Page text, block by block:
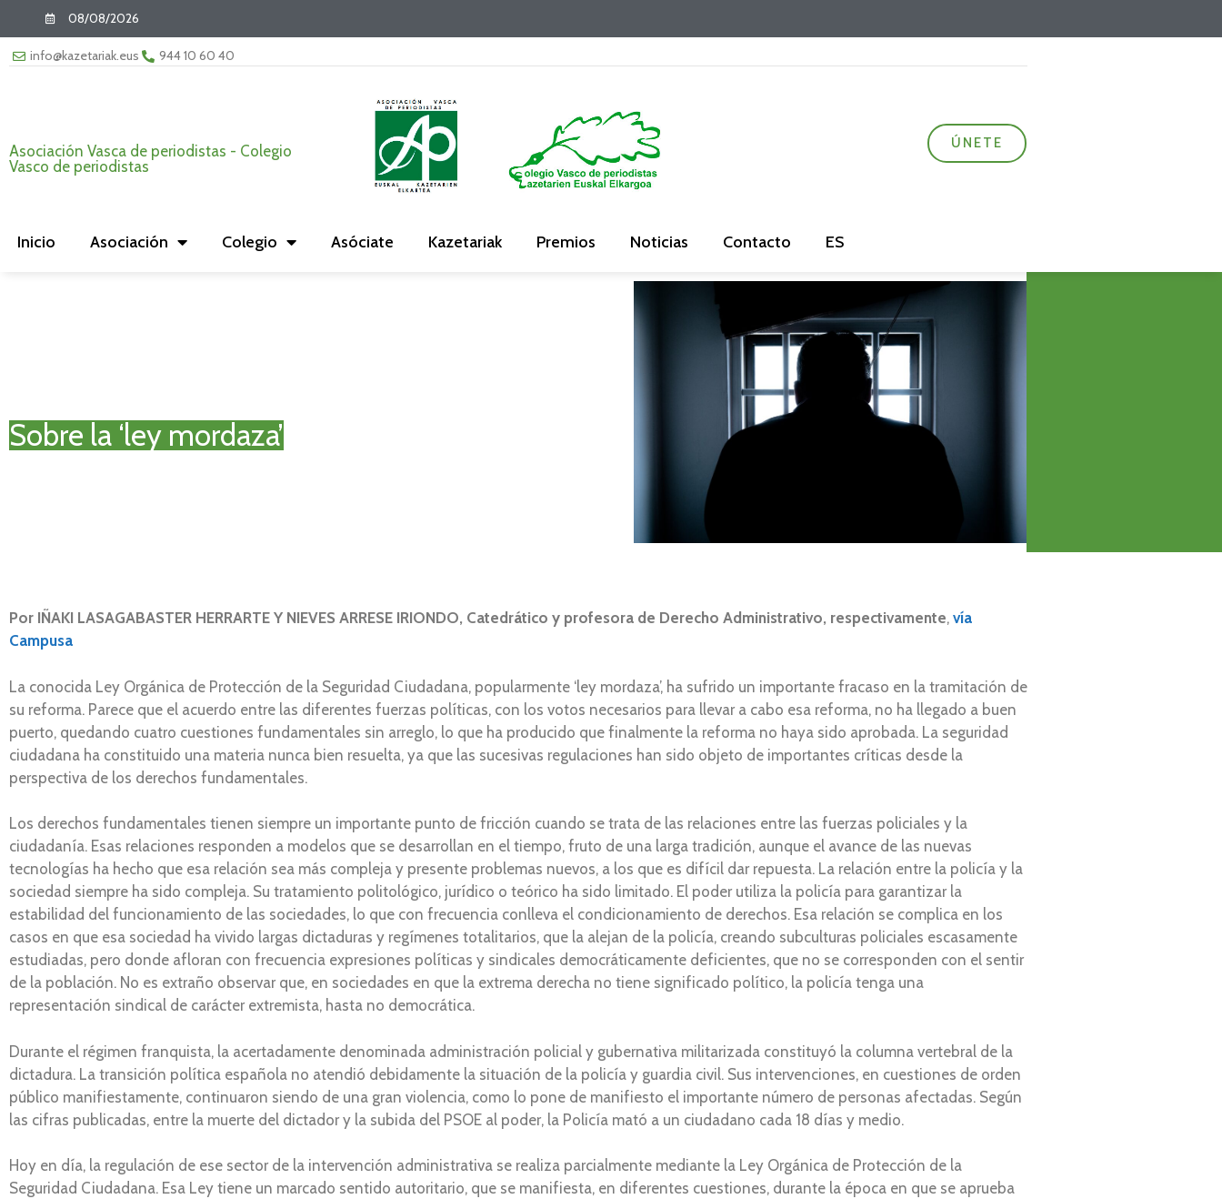
08/08/2026
info@kazetariak.eus 944 10 60 40
Asociación Vasca de periodistas - Colegio
Vasco de periodistas
ÚNETE
Inicio Asociación Colegio Asóciate Kazetariak Premios Noticias Contacto ES
Sobre la ‘ley mordaza’
Por IÑAKI LASAGABASTER HERRARTE Y NIEVES ARRESE IRIONDO, Catedrático y profesora de Derecho Administrativo, respectivamente, vía
Campusa
La conocida Ley Orgánica de Protección de la Seguridad Ciudadana, popularmente ‘ley mordaza’, ha sufrido un importante fracaso en la tramitación de
su reforma. Parece que el acuerdo entre las diferentes fuerzas políticas, con los votos necesarios para llevar a cabo esa reforma, no ha llegado a buen
puerto, quedando cuatro cuestiones fundamentales sin arreglo, lo que ha producido que finalmente la reforma no haya sido aprobada. La seguridad
ciudadana ha constituido una materia nunca bien resuelta, ya que las sucesivas regulaciones han sido objeto de importantes críticas desde la
perspectiva de los derechos fundamentales.
Los derechos fundamentales tienen siempre un importante punto de fricción cuando se trata de las relaciones entre las fuerzas policiales y la
ciudadanía. Esas relaciones responden a modelos que se desarrollan en el tiempo, fruto de una larga tradición, aunque el avance de las nuevas
tecnologías ha hecho que esa relación sea más compleja y presente problemas nuevos, a los que es difícil dar repuesta. La relación entre la policía y la
sociedad siempre ha sido compleja. Su tratamiento politológico, jurídico o teórico ha sido limitado. El poder utiliza la policía para garantizar la
estabilidad del funcionamiento de las sociedades, lo que con frecuencia conlleva el condicionamiento de derechos. Esa relación se complica en los
casos en que esa sociedad ha vivido largas dictaduras y regímenes totalitarios, que la alejan de la policía, creando subculturas policiales escasamente
estudiadas, pero donde afloran con frecuencia expresiones políticas y sindicales democráticamente deficientes, que no se corresponden con el sentir
de la población. No es extraño observar que, en sociedades en que la extrema derecha no tiene significado político, la policía tenga una
representación sindical de carácter extremista, hasta no democrática.
Durante el régimen franquista, la acertadamente denominada administración policial y gubernativa militarizada constituyó la columna vertebral de la
dictadura. La transición política española no atendió debidamente la situación de la policía y guardia civil. Sus intervenciones, en cuestiones de orden
público manifiestamente, continuaron siendo de una gran violencia, como lo pone de manifiesto el importante número de personas afectadas. Según
las cifras publicadas, entre la muerte del dictador y la subida del PSOE al poder, la Policía mató a un ciudadano cada 18 días y medio.
Hoy en día, la regulación de ese sector de la intervención administrativa se realiza parcialmente mediante la Ley Orgánica de Protección de la
Seguridad Ciudadana. Esa Ley tiene un marcado sentido autoritario, que se manifiesta, en diferentes cuestiones, durante la época en que se aprueba